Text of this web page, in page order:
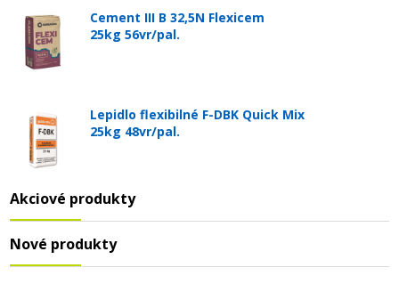
Cement III B 32,5N Flexicem
25kg 56vr/pal.
Lepidlo flexibilné F-DBK Quick Mix
25kg 48vr/pal.
Akciové produkty
Nové produkty